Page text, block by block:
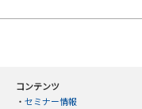
コンテンツ
・ セミナー情報